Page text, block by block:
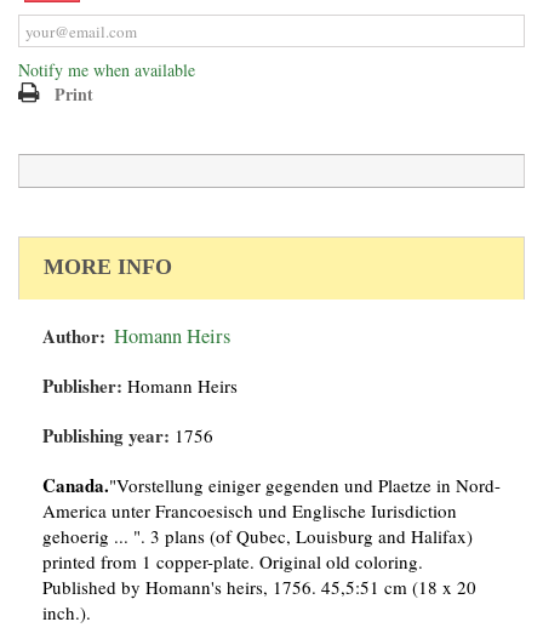
Notify me when available
Print
MORE INFO
Author: Homann Heirs
Publisher: Homann Heirs
Publishing year: 1756
Canada."Vorstellung einiger gegenden und Plaetze in Nord-
America unter Francoesisch und Englische Iurisdiction
gehoerig ... ". 3 plans (of Qubec, Louisburg and Halifax)
printed from 1 copper-plate. Original old coloring.
Published by Homann's heirs, 1756. 45,5:51 cm (18 x 20
inch.).